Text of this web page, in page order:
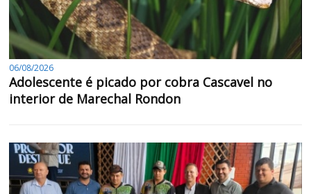
06/08/2026
Adolescente é picado por cobra Cascavel no
interior de Marechal Rondon